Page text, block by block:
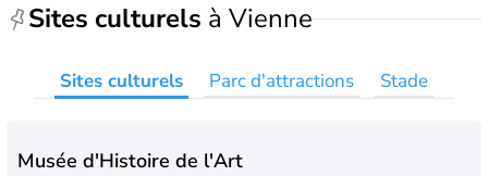
Sites culturels à Vienne
Sites culturels Parc d'attractions Stade
Musée d'Histoire de l'Art